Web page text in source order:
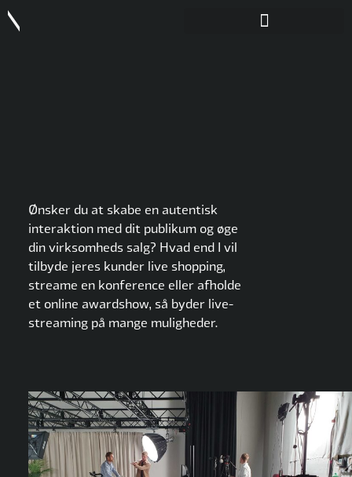
Ønsker du at skabe en autentisk
interaktion med dit publikum og øge
din virksomheds salg? Hvad end I vil
tilbyde jeres kunder live shopping,
streame en konference eller afholde
et online awardshow, så byder live-
streaming på mange muligheder.